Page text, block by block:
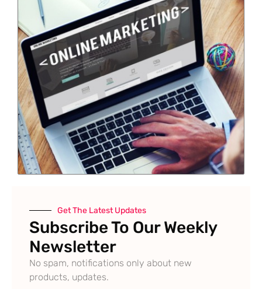
Get The Latest Updates
Subscribe To Our Weekly
Newsletter
No spam, notifications only about new
products, updates.